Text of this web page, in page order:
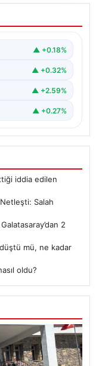
Kadrosu
kozlarını▲ +0.18%
▲ +0.32%
▲ +2.59%
▲ +0.27%
iddia edilen
Salah
2
mü, ne kadar
oldu?